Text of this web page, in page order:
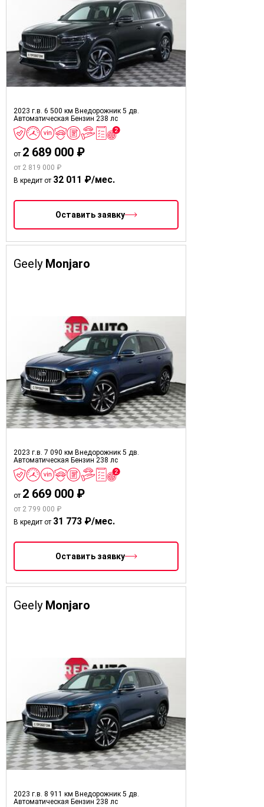
2023 г.в. 6 500 км Внедорожник 5 дв.
Автоматическая Бензин 238 лс
от 2 689 000 ₽
от 2 819 000 ₽
В кредит от 32 011 ₽/мес.
Оставить заявку
Geely Monjaro
2023 г.в. 7 090 км Внедорожник 5 дв.
Автоматическая Бензин 238 лс
от 2 669 000 ₽
от 2 799 000 ₽
В кредит от 31 773 ₽/мес.
Оставить заявку
Geely Monjaro
2023 г.в. 8 911 км Внедорожник 5 дв.
Автоматическая Бензин 238 лс